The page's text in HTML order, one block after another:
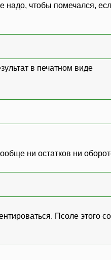
чтобы помечался,
в печатном виде
ни остатков ни
Псоле этого